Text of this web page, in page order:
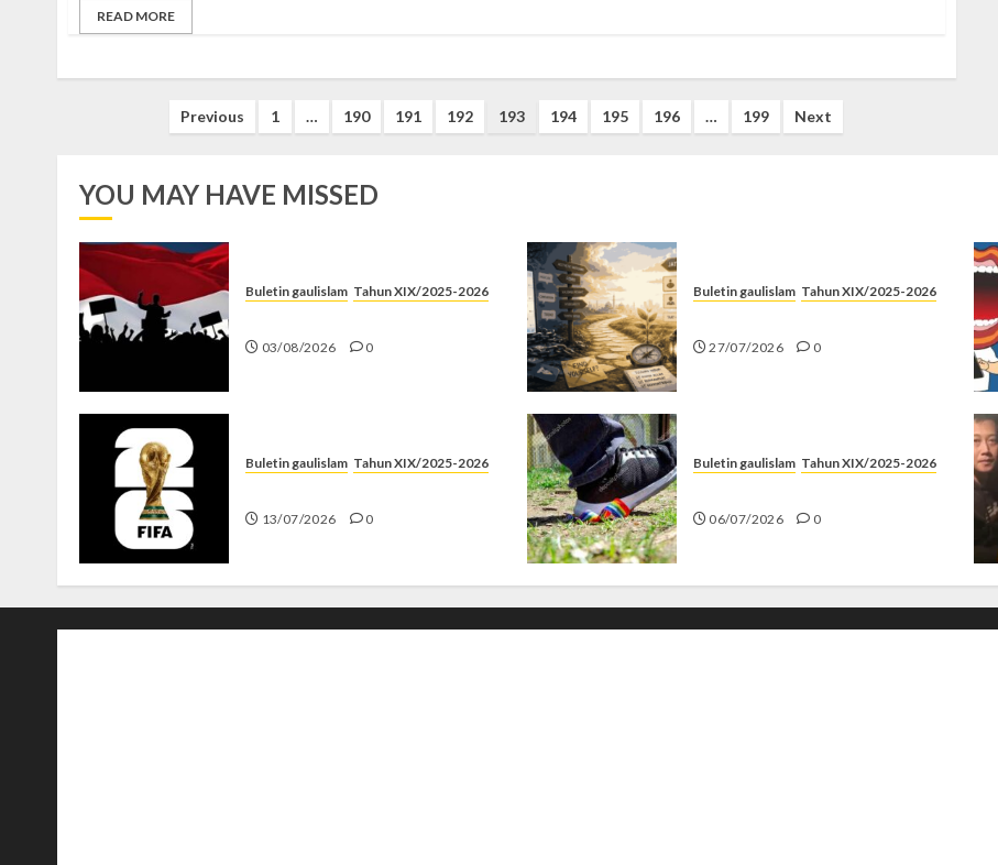
READ MORE
Previous 1 … 190 191 192 193 194 195 196 … 199 Next
YOU MAY HAVE MISSED
Buletin gaulislam Tahun XIX/2025-2026
03/08/2026 0
Buletin gaulislam Tahun XIX/2025-2026
27/07/2026 0
Buletin gaulislam Tahun XIX/2025-2026
13/07/2026 0
Buletin gaulislam Tahun XIX/2025-2026
06/07/2026 0